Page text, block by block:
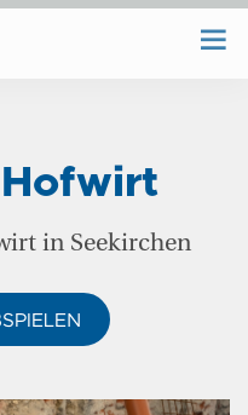
Hofwirt
in Seekirchen